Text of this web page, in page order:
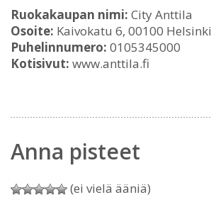
Ruokakaupan nimi: City Anttila
Osoite: Kaivokatu 6, 00100 Helsinki
Puhelinnumero: 0105345000
Kotisivut: www.anttila.fi
Anna pisteet
(ei vielä ääniä)